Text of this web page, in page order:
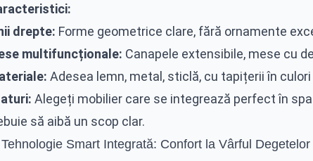
drepte: Forme geometrice clare, fără ornamente
multifuncționale: Canapele extensibile, mese cu
Adesea lemn, metal, sticlă, cu tapițerii în
Alegeți mobilier care se integrează perfect în
să aibă un scop clar.
Smart Integrată: Confort la Vârful Degetelor